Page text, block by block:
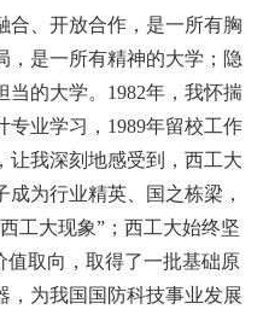
合、开放合作，是一所有胸
，是一所有精神的大学；隐
的大学。1982年，我怀揣
业学习，1989年留校工作
让我深刻地感受到，西工大
为行业精英、国之栋梁，
工大现象”；西工大始终坚
值取向，取得了一批基础原
，为我国国防科技事业发展